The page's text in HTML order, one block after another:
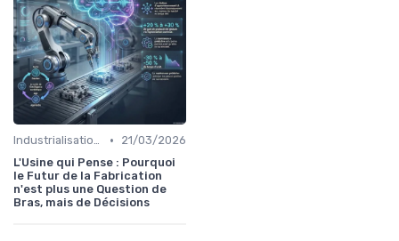
Industrialisation des process par IA •
21/03/2026
L'Usine qui Pense : Pourquoi
le Futur de la Fabrication
n'est plus une Question de
Bras, mais de Décisions